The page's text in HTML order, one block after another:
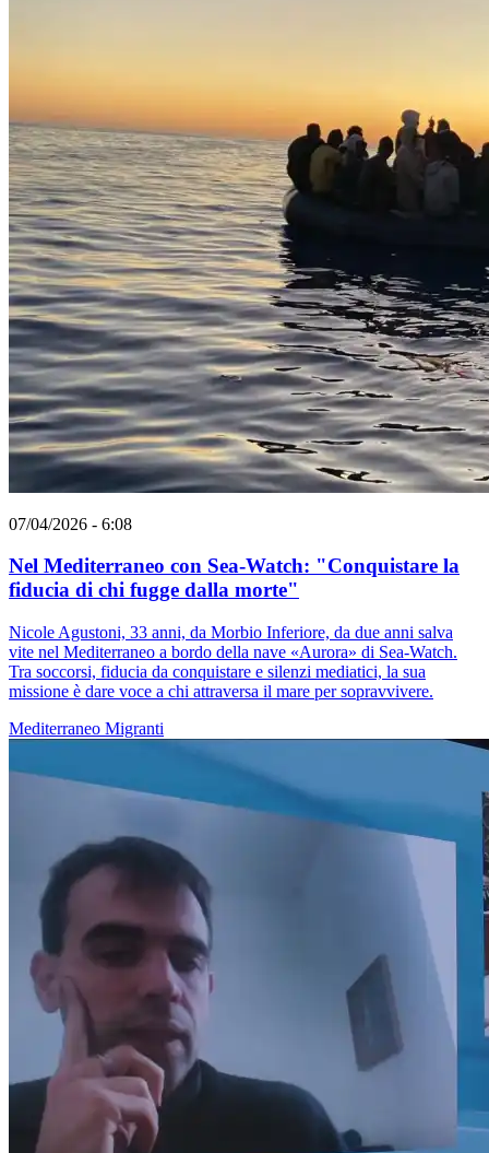
07/04/2026 - 6:08
Nel Mediterraneo con Sea-Watch: "Conquistare la
fiducia di chi fugge dalla morte"
Nicole Agustoni, 33 anni, da Morbio Inferiore, da due anni salva
vite nel Mediterraneo a bordo della nave «Aurora» di Sea-Watch.
Tra soccorsi, fiducia da conquistare e silenzi mediatici, la sua
missione è dare voce a chi attraversa il mare per sopravvivere.
Mediterraneo Migranti